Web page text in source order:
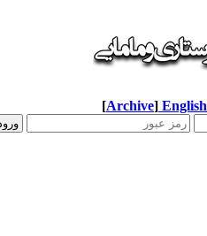
English
[Archive]